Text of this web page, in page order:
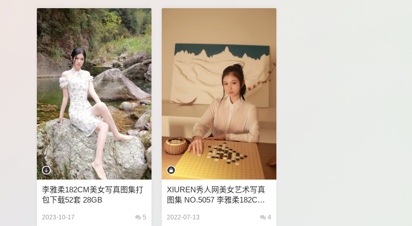
李雅柔182CM美女写真图集打
包下载52套 28GB
2023-10-17 5
XIUREN秀人网美女艺术写真
图集 NO.5057 李雅柔182CM
2022-07-13 4